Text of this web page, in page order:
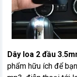
Dây loa 2 đầu
phẩm hữu ích để